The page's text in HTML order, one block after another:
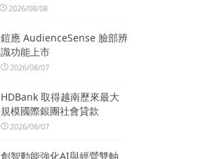
2026/08/08
鎧應 AudienceSense 臉部辨
識功能上市
2026/08/07
HDBank 取得越南歷來最大
規模國際銀團社會貸款
2026/08/07
創智動能強化AI與經營雙軸